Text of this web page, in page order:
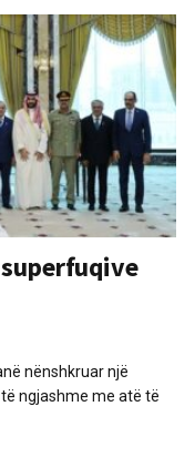
nënshkruar një
ngjashme me atë të